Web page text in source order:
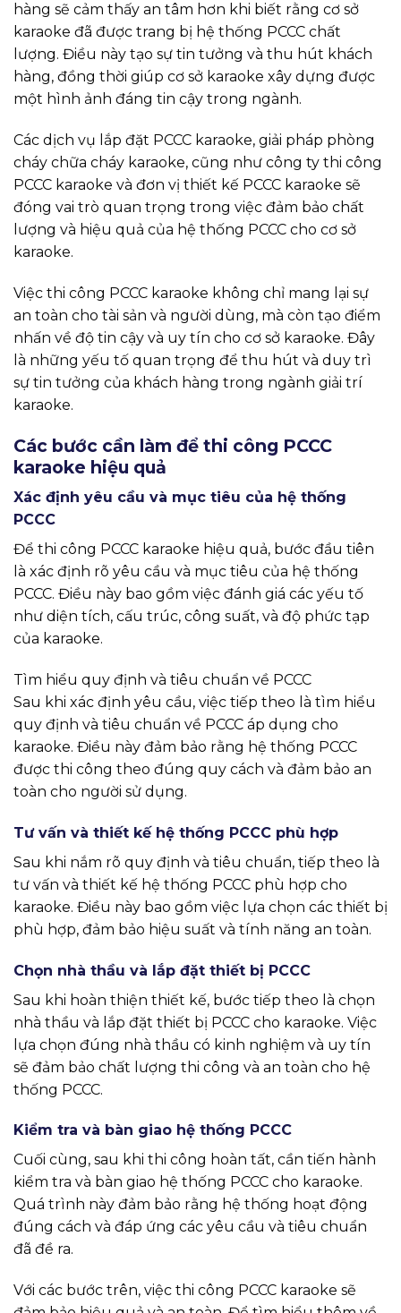
hàng sẽ cảm thấy an tâm hơn khi biết rằng cơ sở
karaoke đã được trang bị hệ thống PCCC chất
lượng. Điều này tạo sự tin tưởng và thu hút khách
hàng, đồng thời giúp cơ sở karaoke xây dựng được
một hình ảnh đáng tin cậy trong ngành.
Các dịch vụ lắp đặt PCCC karaoke, giải pháp phòng
cháy chữa cháy karaoke, cũng như công ty thi công
PCCC karaoke và đơn vị thiết kế PCCC karaoke sẽ
đóng vai trò quan trọng trong việc đảm bảo chất
lượng và hiệu quả của hệ thống PCCC cho cơ sở
karaoke.
Việc thi công PCCC karaoke không chỉ mang lại sự
an toàn cho tài sản và người dùng, mà còn tạo điểm
nhấn về độ tin cậy và uy tín cho cơ sở karaoke. Đây
là những yếu tố quan trọng để thu hút và duy trì
sự tin tưởng của khách hàng trong ngành giải trí
karaoke.
Các bước cần làm để thi công PCCC
karaoke hiệu quả
Xác định yêu cầu và mục tiêu của hệ thống
PCCC
Để thi công PCCC karaoke hiệu quả, bước đầu tiên
là xác định rõ yêu cầu và mục tiêu của hệ thống
PCCC. Điều này bao gồm việc đánh giá các yếu tố
như diện tích, cấu trúc, công suất, và độ phức tạp
của karaoke.
Tìm hiểu quy định và tiêu chuẩn về PCCC
Sau khi xác định yêu cầu, việc tiếp theo là tìm hiểu
quy định và tiêu chuẩn về PCCC áp dụng cho
karaoke. Điều này đảm bảo rằng hệ thống PCCC
được thi công theo đúng quy cách và đảm bảo an
toàn cho người sử dụng.
Tư vấn và thiết kế hệ thống PCCC phù hợp
Sau khi nắm rõ quy định và tiêu chuẩn, tiếp theo là
tư vấn và thiết kế hệ thống PCCC phù hợp cho
karaoke. Điều này bao gồm việc lựa chọn các thiết bị
phù hợp, đảm bảo hiệu suất và tính năng an toàn.
Chọn nhà thầu và lắp đặt thiết bị PCCC
Sau khi hoàn thiện thiết kế, bước tiếp theo là chọn
nhà thầu và lắp đặt thiết bị PCCC cho karaoke. Việc
lựa chọn đúng nhà thầu có kinh nghiệm và uy tín
sẽ đảm bảo chất lượng thi công và an toàn cho hệ
thống PCCC.
Kiểm tra và bàn giao hệ thống PCCC
Cuối cùng, sau khi thi công hoàn tất, cần tiến hành
kiểm tra và bàn giao hệ thống PCCC cho karaoke.
Quá trình này đảm bảo rằng hệ thống hoạt động
đúng cách và đáp ứng các yêu cầu và tiêu chuẩn
đã đề ra.
Với các bước trên, việc thi công PCCC karaoke sẽ